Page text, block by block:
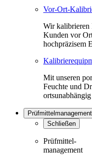
Vor-Ort-
Wir kalibrieren
Kunden vor
hochpräzisem
Mit unseren
Feuchte und
Prüfmittelmanagement
Schließen
Prüfmittel-
management